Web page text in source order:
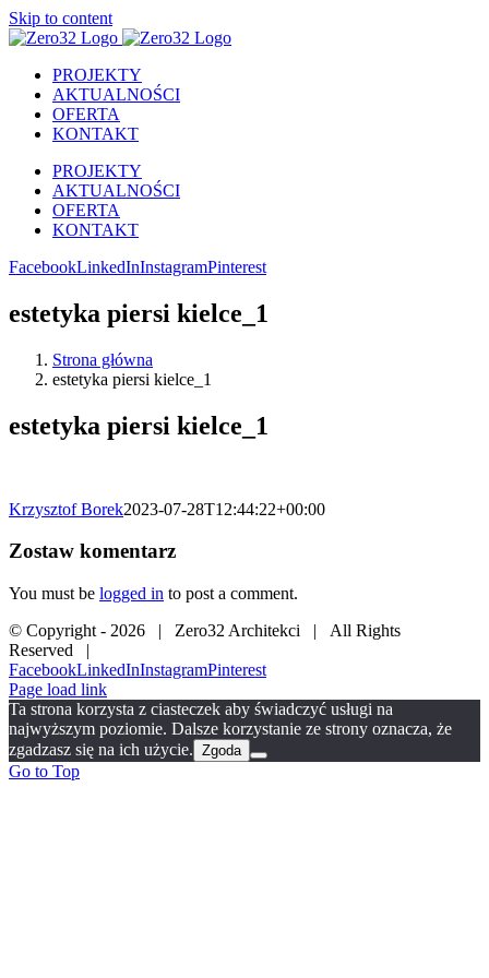
Skip to content
PROJEKTY
AKTUALNOŚCI
OFERTA
KONTAKT
PROJEKTY
AKTUALNOŚCI
OFERTA
KONTAKT
FacebookLinkedInInstagramPinterest
estetyka piersi kielce_1
Strona główna
estetyka piersi kielce_1
estetyka piersi kielce_1
Krzysztof Borek2023-07-28T12:44:22+00:00
Zostaw komentarz
You must be logged in to post a comment.
© Copyright - 2026 | Zero32 Architekci | All Rights
Reserved |
FacebookLinkedInInstagramPinterest
Page load link
Ta strona korzysta z ciasteczek aby świadczyć usługi na
najwyższym poziomie. Dalsze korzystanie ze strony oznacza, że
zgadzasz się na ich użycie. Zgoda
Go to Top